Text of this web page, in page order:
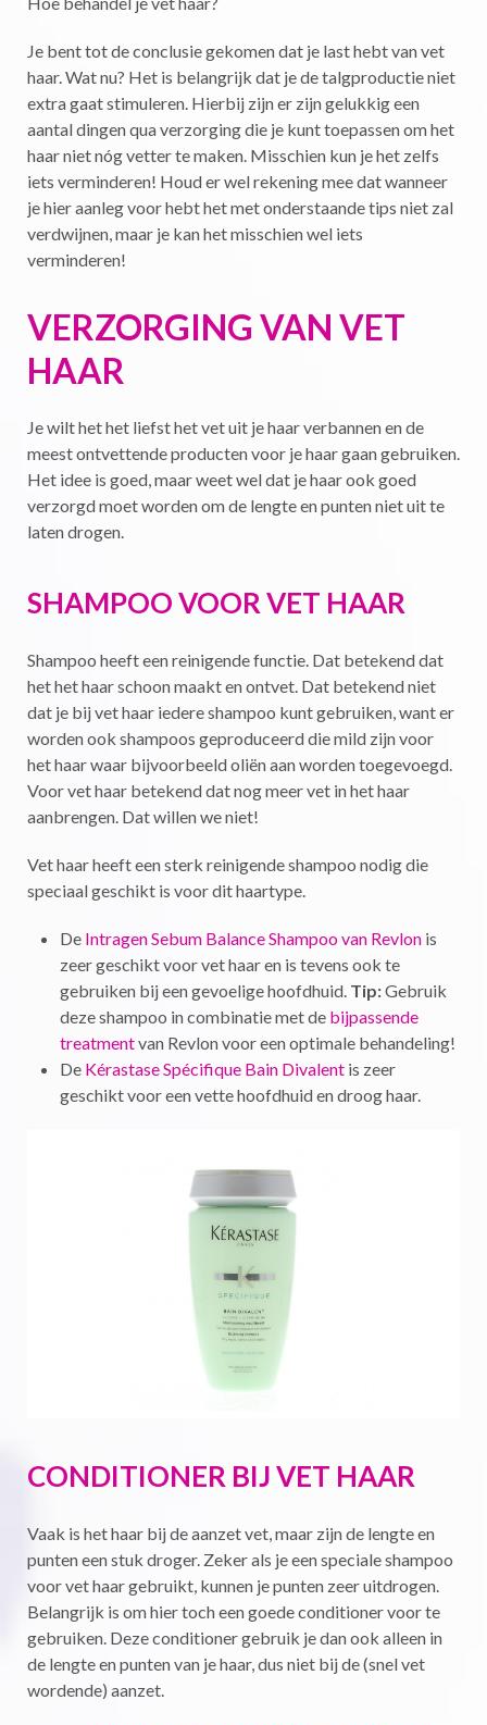
Je bent tot de conclusie gekomen dat je last hebt van vet
haar. Wat nu? Het is belangrijk dat je de talgproductie niet
extra gaat stimuleren. Hierbij zijn er zijn gelukkig een
aantal dingen qua verzorging die je kunt toepassen om het
haar niet nóg vetter te maken. Misschien kun je het zelfs
iets verminderen! Houd er wel rekening mee dat wanneer
je hier aanleg voor hebt het met onderstaande tips niet zal
verdwijnen, maar je kan het misschien wel iets
verminderen!
VERZORGING VAN VET
HAAR
Je wilt het het liefst het vet uit je haar verbannen en de
meest ontvettende producten voor je haar gaan gebruiken.
Het idee is goed, maar weet wel dat je haar ook goed
verzorgd moet worden om de lengte en punten niet uit te
laten drogen.
SHAMPOO VOOR VET HAAR
Shampoo heeft een reinigende functie. Dat betekend dat
het het haar schoon maakt en ontvet. Dat betekend niet
dat je bij vet haar iedere shampoo kunt gebruiken, want er
worden ook shampoos geproduceerd die mild zijn voor
het haar waar bijvoorbeeld oliën aan worden toegevoegd.
Voor vet haar betekend dat nog meer vet in het haar
aanbrengen. Dat willen we niet!
Vet haar heeft een sterk reinigende shampoo nodig die
speciaal geschikt is voor dit haartype.
De Intragen Sebum Balance Shampoo van Revlon is
zeer geschikt voor vet haar en is tevens ook te
gebruiken bij een gevoelige hoofdhuid. Tip:Gebruik
deze shampoo in combinatie met de bijpassende
treatmentvan Revlon voor een optimale behandeling!
De Kérastase Spécifique Bain Divalent is zeer
geschikt voor een vette hoofdhuid en droog haar.
CONDITIONER BIJ VET HAAR
Vaak is het haar bij de aanzet vet, maar zijn de lengte en
punten een stuk droger. Zeker als je een speciale shampoo
voor vet haar gebruikt, kunnen je punten zeer uitdrogen.
Belangrijk is om hier toch een goede conditioner voor te
gebruiken. Deze conditioner gebruik je dan ook alleen in
de lengte en punten van je haar, dus niet bij de (snel vet
wordende) aanzet.